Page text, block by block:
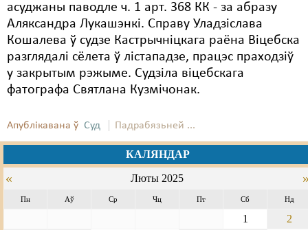
асуджаны паводле ч. 1 арт. 368 КК - за абразу
Аляксандра Лукашэнкі. Справу Уладзіслава
Кошалева ў судзе Кастрычніцкага раёна Віцебска
разглядалі сёлета ў лістападзе, працэс праходзіў
у закрытым рэжыме. Судзіла віцебскага
фатографа Святлана Кузмічонак.
Апублікавана ў Суд Падрабязьней ...
КАЛЯНДАР
« Люты 2025
Пн Аў Ср Чц Пт Сб Нд
1
2